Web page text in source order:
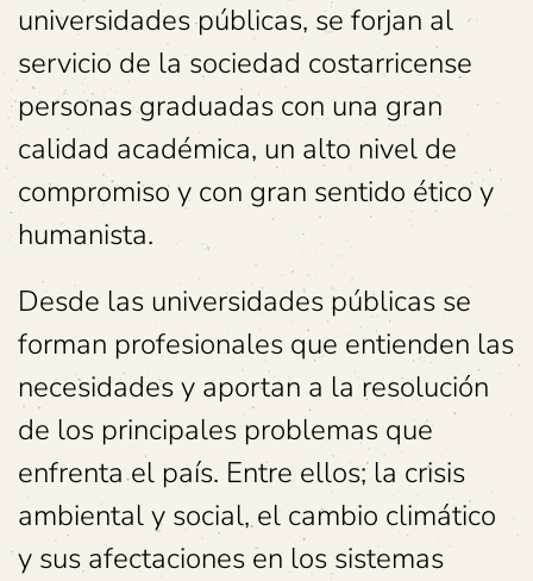
universidades públicas, se forjan al
servicio de la sociedad costarricense
personas graduadas con una gran
calidad académica, un alto nivel de
compromiso y con gran sentido ético y
humanista.
Desde las universidades públicas se
forman profesionales que entienden las
necesidades y aportan a la resolución
de los principales problemas que
enfrenta el país. Entre ellos; la crisis
ambiental y social, el cambio climático
y sus afectaciones en los sistemas